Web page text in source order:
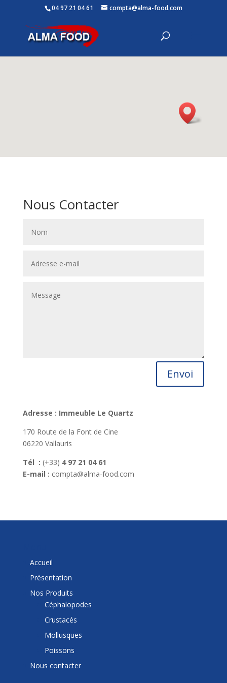
04 97 21 04 61 compta@alma-food.com
Nous Contacter
Envoi
Adresse : Immeuble Le Quartz
170 Route de la Font de Cine
06220 Vallauris
Tél : (+33) 4 97 21 04 61
E-mail : compta@alma-food.com
Accueil
Présentation
Nos Produits
Céphalopodes
Crustacés
Mollusques
Poissons
Nous contacter